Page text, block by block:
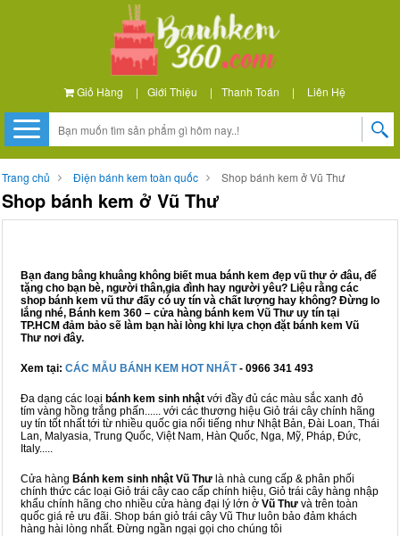
Giỏ Hàng | Giới Thiệu | Thanh Toán | Liên Hệ
Trang chủ Điện bánh kem toàn quốc Shop bánh kem ở Vũ Thư
Shop bánh kem ở Vũ Thư
Bạn đang bâng khuâng không biết mua bánh kem đẹp vũ thư ở đâu, để
tặng cho bạn bè, người thân,gia đình hay người yêu? Liệu rằng các
shop bánh kem vũ thư đấy có uy tín và chất lượng hay không? Đừng lo
lắng nhé, Bánh kem 360 – cửa hàng bánh kem Vũ Thư uy tín tại
TP.HCM đảm bảo sẽ làm bạn hài lòng khi lựa chọn đặt bánh kem Vũ
Thư nơi đây.
Xem tại: CÁC MẪU BÁNH KEM HOT NHẤT- 0966 341 493
Đa dạng các loại bánh kem sinh nhật với đầy đủ các màu sắc xanh đỏ
tím vàng hồng trắng phấn...... với các thương hiệu Giỏ trái cây chính hãng
uy tín tốt nhất tới từ nhiều quốc gia nổi tiếng như Nhật Bản, Đài Loan, Thái
Lan, Malyasia, Trung Quốc, Việt Nam, Hàn Quốc, Nga, Mỹ, Pháp, Đức,
Italy.....
Cửa hàng Bánh kem sinh nhật Vũ Thư là nhà cung cấp & phân phối
chính thức các loại Giỏ trái cây cao cấp chính hiệu, Giỏ trái cây hàng nhập
khẩu chính hãng cho nhiều cửa hàng đại lý lớn ở Vũ Thư và trên toàn
quốc giá rẻ ưu đãi. Shop bán giỏ trái cây Vũ Thư luôn bảo đảm khách
hàng hài lòng nhất. Đừng ngần ngại gọi cho chúng tôi